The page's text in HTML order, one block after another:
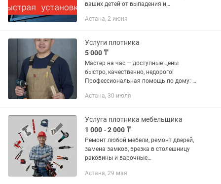
ваших детей от выпадения и
качественные материалы.
Астана, 2 июня
Услуги плотника
5 000 ₸
Мастер на час — доступные цены
быстро, качественно, недорого!
Профессиональная помощь по дому: •
Сантехнические работы •
Установка гардин,...
Астана, 30 июля
Услуга плотника мебельщика
1 000 - 2 000 ₸
Ремонт любой мебели, ремонт дверей,
замена замков, врезка в столешницу
раковины и варочные
ремонт любой мебели. Навешивание
Астана, 29 мая